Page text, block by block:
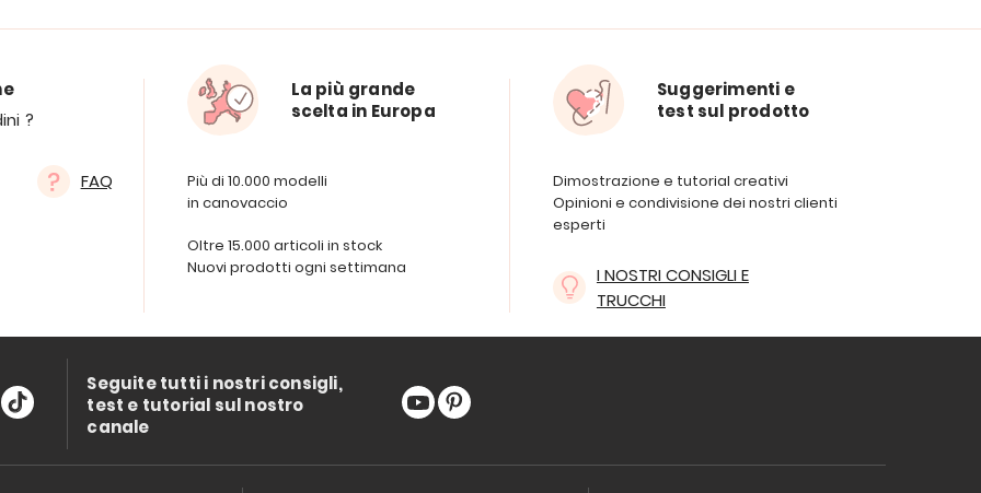
?
FAQ
La più grande
scelta in Europa
Più di 10.000 modelli
in canovaccio
Oltre 15.000 articoli in stock
Nuovi prodotti ogni settimana
Suggerimenti e
test sul prodotto
Dimostrazione e tutorial creativi
Opinioni e condivisione dei nostri clienti
esperti
I NOSTRI CONSIGLI E
TRUCCHI
Seguite tutti i nostri consigli,
test e tutorial sul nostro
canale